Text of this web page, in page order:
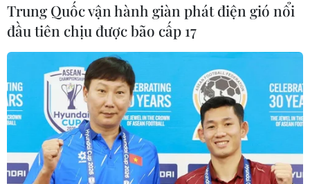
Trung Quốc vận hành giàn phát điện gió nổi
đầu tiên chịu được bão cấp 17